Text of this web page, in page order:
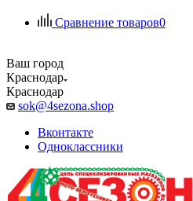
Сравнение товаров0
Ваш город
Краснодар
Краснодар
sok@4sezona.shop
Вконтакте
Одноклассники